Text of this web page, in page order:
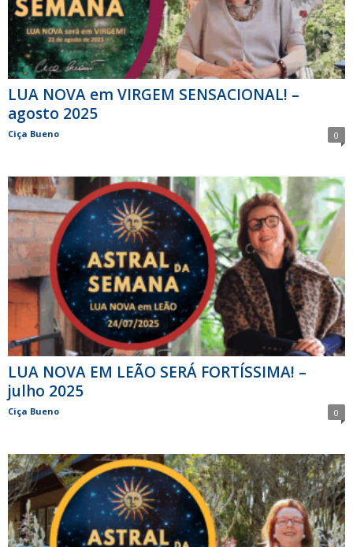
LUA NOVA em VIRGEM SENSACIONAL! –
agosto 2025
Ciça Bueno 0
LUA NOVA EM LEÃO SERÁ FORTÍSSIMA! –
julho 2025
Ciça Bueno 0